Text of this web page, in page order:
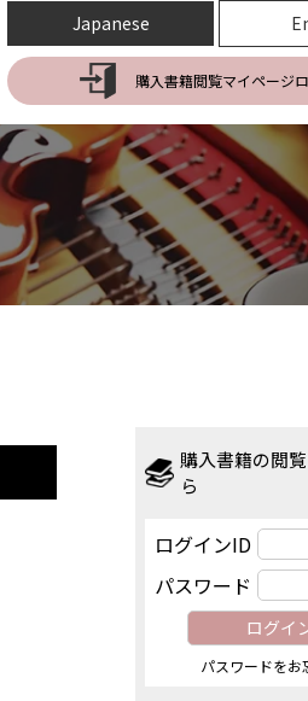
Japanese
購入書籍閲覧マイページ
購入書籍の閲
ら
ログインID
パスワード
パスワードをお